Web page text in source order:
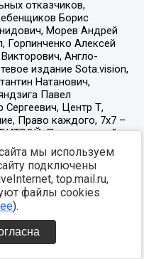
мы используем
подключены
top.mail.ru,
файлы cookies
).